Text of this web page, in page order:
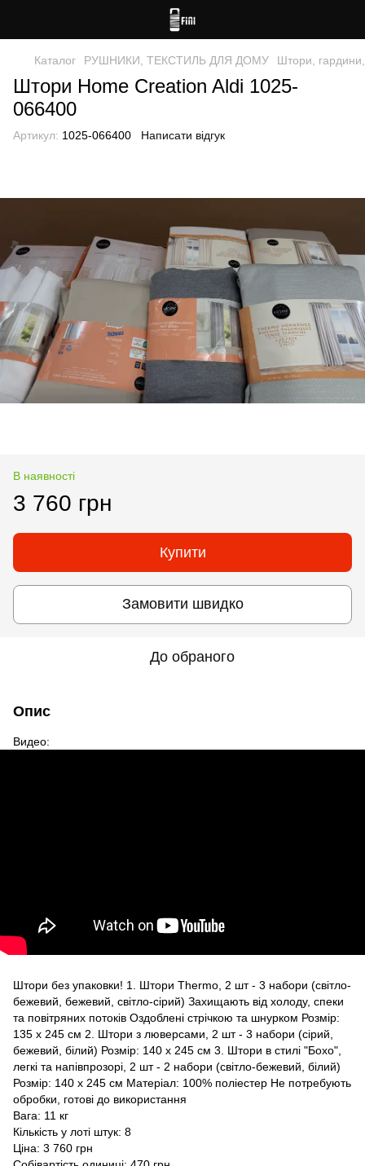
Каталог РУШНИКИ, ТЕКСТИЛЬ ДЛЯ ДОМУ Штори,
Штори Home Creation Aldi 1025-
066400
Артикул: 1025-066400 Написати відгук
В наявності
3 760 грн
Купити
Замовити швидко
До обраного
Опис
Видео:
Штори без упаковки! 1. Штори Thermo, 2 шт - 3 набори (світло-
бежевий, бежевий, світло-сірий) Захищають від холоду, спеки
та повітряних потоків Оздоблені стрічкою та шнурком Розмір:
135 х 245 см 2. Штори з люверсами, 2 шт - 3 набори (сірий,
бежевий, білий) Розмір: 140 х 245 см 3. Штори в стилі "Бохо",
легкі та напівпрозорі, 2 шт - 2 набори (світло-бежевий, білий)
Розмір: 140 х 245 см Матеріал: 100% поліестер Не потребують
обробки, готові до використання
Вага: 11 кг
Кількість у лоті штук: 8
Ціна: 3 760 грн